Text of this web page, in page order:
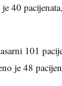
40
101
je 48